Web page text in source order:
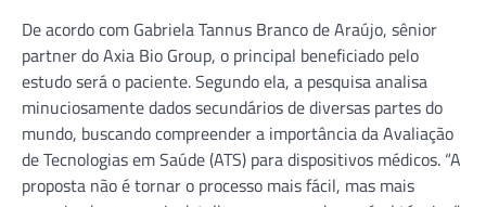
De acordo com Gabriela Tannus Branco de Araújo, sênior
partner do Axia Bio Group, o principal beneficiado pelo
estudo será o paciente. Segundo ela, a pesquisa analisa
minuciosamente dados secundários de diversas partes do
mundo, buscando compreender a importância da Avaliação
de Tecnologias em Saúde (ATS) para dispositivos médicos. “A
proposta não é tornar o processo mais fácil, mas mais